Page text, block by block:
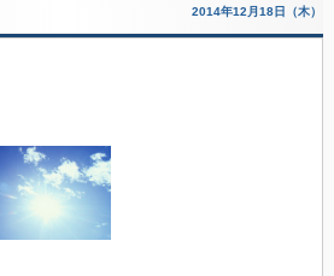
2014年12月18日（木）